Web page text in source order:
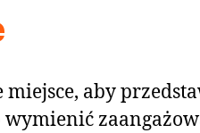
miejsce, aby